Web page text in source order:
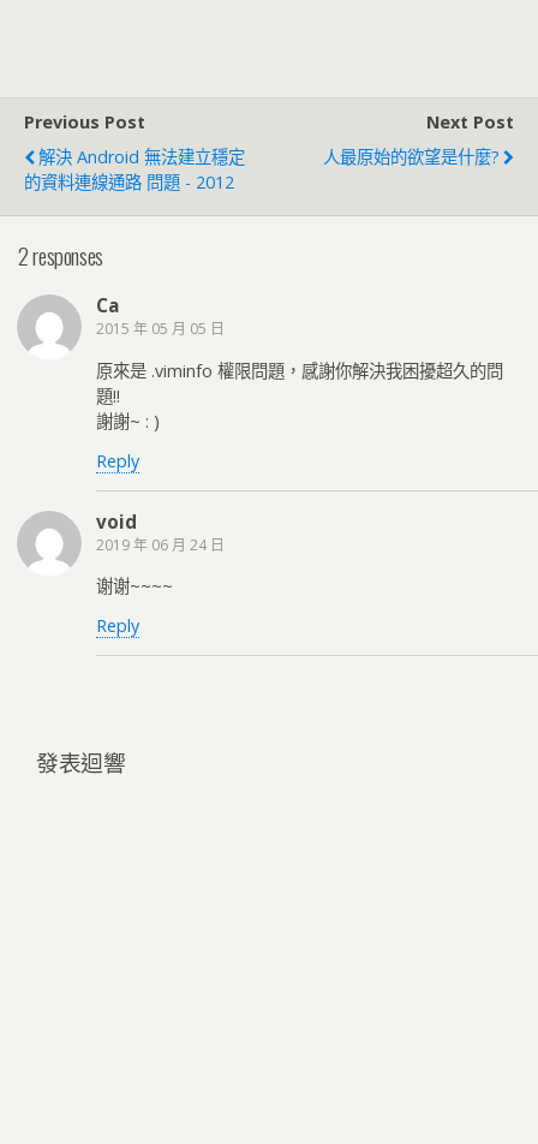
Previous Post
解決 Android 無法建立穩定
的資料連線通路 問題 - 2012
Next Post
人最原始的欲望是什麼?
2 responses
Ca
2015 年 05 月 05 日
原來是 .viminfo 權限問題，感謝你解決我困擾超久的問
題!!
謝謝~ : )
Reply
void
2019 年 06 月 24 日
谢谢~~~~
Reply
發表迴響